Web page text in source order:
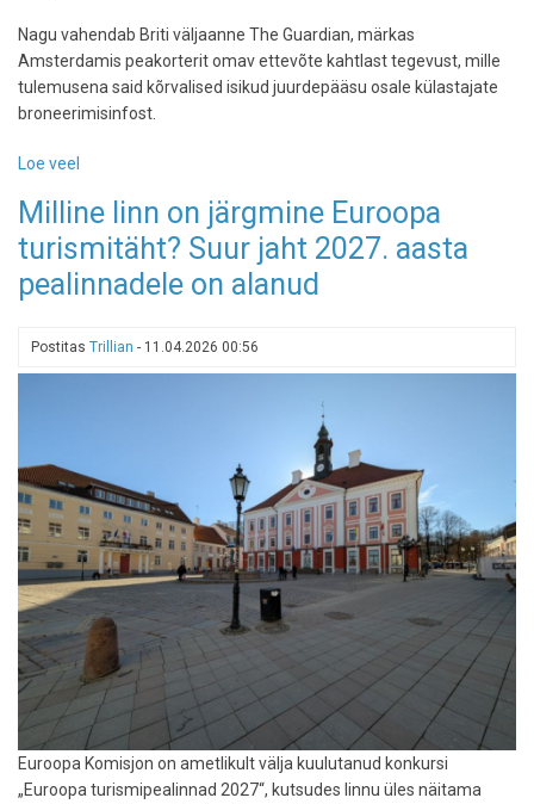
Nagu vahendab Briti väljaanne The Guardian, märkas
Amsterdamis peakorterit omav ettevõte kahtlast tegevust, mille
tulemusena said kõrvalised isikud juurdepääsu osale külastajate
broneerimisinfost.
Loe veel
i
tabas
andmeleke:
broneeringukoodid
lekkida
Milline linn on järgmine Euroopa
turismitäht? Suur jaht 2027. aasta
pealinnadele on alanud
Postitas Trillian - 11.04.2026 00:56
Euroopa Komisjon on ametlikult välja kuulutanud konkursi
„Euroopa turismipealinnad 2027“, kutsudes linnu üles näitama